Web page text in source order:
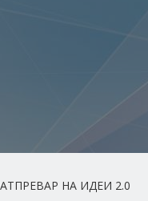
НА ИДЕИ 2.0